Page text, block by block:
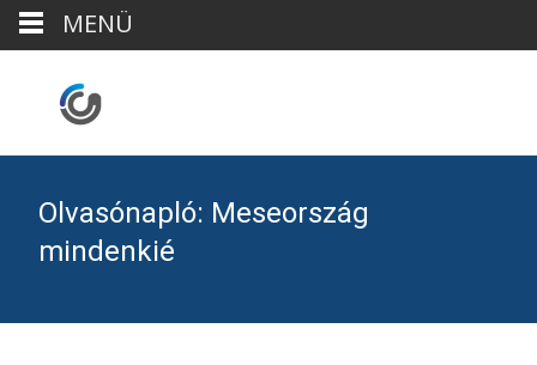
Olvasónapló: Meseország
mindenkié
MENÜ